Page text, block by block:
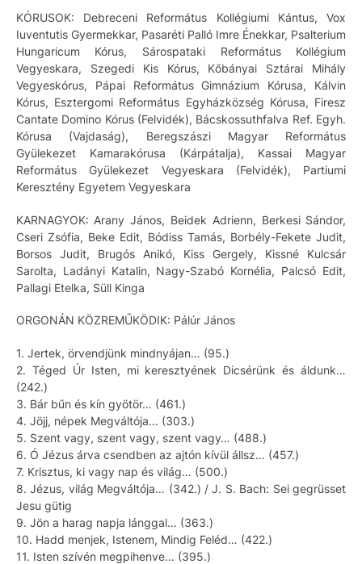
KÓRUSOK: Debreceni Református Kollégiumi Kántus, Vox
Iuventutis Gyermekkar, Pasaréti Palló Imre Énekkar, Psalterium
Hungaricum Kórus, Sárospataki Református Kollégium
Vegyeskara, Szegedi Kis Kórus, Kőbányai Sztárai Mihály
Vegyeskórus, Pápai Református Gimnázium Kórusa, Kálvin
Kórus, Esztergomi Református Egyházközség Kórusa, Firesz
Cantate Domino Kórus (Felvidék), Bácskossuthfalva Ref. Egyh.
Kórusa (Vajdaság), Beregszászi Magyar Református
Gyülekezet Kamarakórusa (Kárpátalja), Kassai Magyar
Református Gyülekezet Vegyeskara (Felvidék), Partiumi
Keresztény Egyetem Vegyeskara
KARNAGYOK: Arany János, Beidek Adrienn, Berkesi Sándor,
Cseri Zsófia, Beke Edit, Bódiss Tamás, Borbély-Fekete Judit,
Borsos Judit, Brugós Anikó, Kiss Gergely, Kissné Kulcsár
Sarolta, Ladányi Katalin, Nagy-Szabó Kornélia, Palcsó Edit,
Pallagi Etelka, Süll Kinga
ORGONÁN KÖZREMŰKÖDIK: Pálúr János
1. Jertek, örvendjünk mindnyájan… (95.)
2. Téged Úr Isten, mi keresztyének Dicsérünk és áldunk…
(242.)
3. Bár bűn és kín gyötör… (461.)
4. Jöjj, népek Megváltója… (303.)
5. Szent vagy, szent vagy, szent vagy… (488.)
6. Ó Jézus árva csendben az ajtón kívül állsz… (457.)
7. Krisztus, ki vagy nap és világ… (500.)
8. Jézus, világ Megváltója… (342.) / J. S. Bach: Sei gegrüsset
Jesu gütig
9. Jön a harag napja lánggal… (363.)
10. Hadd menjek, Istenem, Mindig Feléd… (422.)
11. Isten szívén megpihenve… (395.)